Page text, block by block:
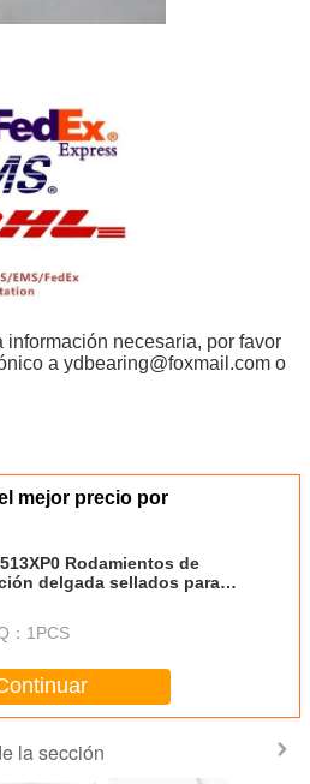
información necesaria, por favor
a ydbearing@foxmail.com o
mejor precio por
Rodamientos de
delgada sellados para
Acero inoxidable
： 1PCS
la sección